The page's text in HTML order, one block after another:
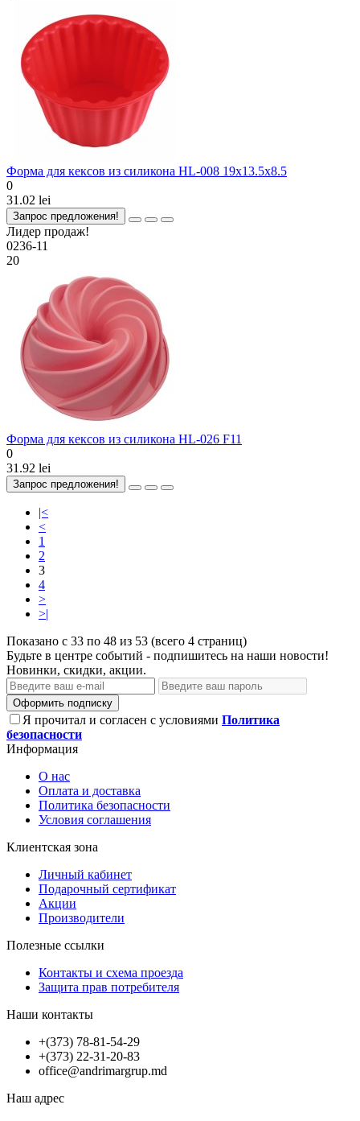
Форма для кексов из силикона HL-008 19x13.5x8.5
0
31.02 lei
Запрос предложения!
Лидер продаж!
0236-11
20
Форма для кексов из силикона HL-026 F11
0
31.92 lei
Запрос предложения!
|<
<
1
2
3
4
>
>|
Показано с 33 по 48 из 53 (всего 4 страниц)
Будьте в центре событий - подпишитесь на наши новости!
Новинки, скидки, акции.
Оформить подписку
Я прочитал и согласен с условиями Политика
безопасности
Информация
О нас
Оплата и доставка
Политика безопасности
Условия соглашения
Клиентская зона
Личный кабинет
Подарочный сертификат
Акции
Производители
Полезные ссылки
Контакты и схема проезда
Защита прав потребителя
Наши контакты
+(373) 78-81-54-29
+(373) 22-31-20-83
office@andrimargrup.md
Наш адрес